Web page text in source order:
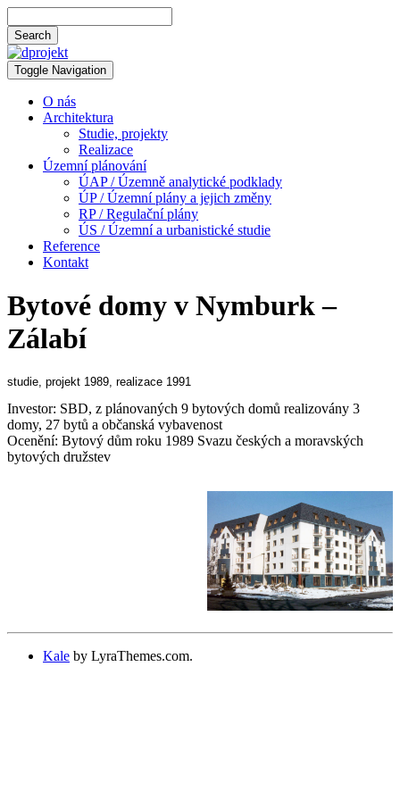
to
content
Search
Searching
is
in
progress
Toggle
header
Toggle Navigation
O nás
Architektura
Studie, projekty
Realizace
Územní plánování
ÚAP / Územně analytické podklady
ÚP / Územní plány a jejich změny
RP / Regulační plány
ÚS / Územní a urbanistické studie
Reference
Kontakt
Bytové domy v Nymburk –
Zálabí
studie, projekt 1989, realizace 1991
Investor: SBD, z plánovaných 9 bytových domů realizovány 3
domy, 27 bytů a občanská vybavenost
Ocenění: Bytový dům roku 1989 Svazu českých a moravských
bytových družstev
Kale by LyraThemes.com.